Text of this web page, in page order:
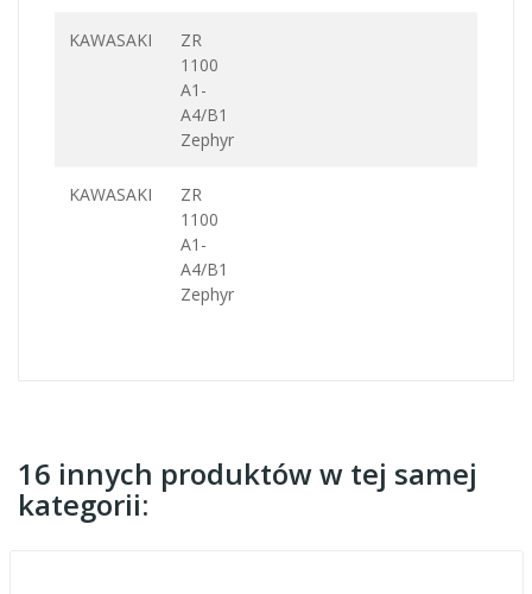
KAWASAKI
ZR
1100
A1-
A4/B1
Zephyr
KAWASAKI
ZR
1100
A1-
A4/B1
Zephyr
16 innych produktów w tej samej
kategorii: